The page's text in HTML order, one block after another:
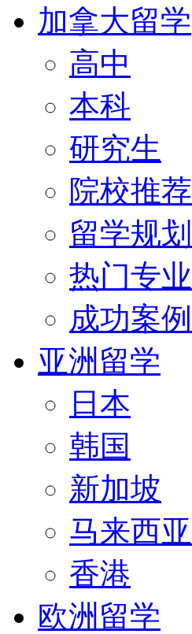
加拿大留学
高中
本科
研究生
院校推荐
留学规划
热门专业
成功案例
亚洲留学
日本
韩国
新加坡
马来西亚
香港
欧洲留学